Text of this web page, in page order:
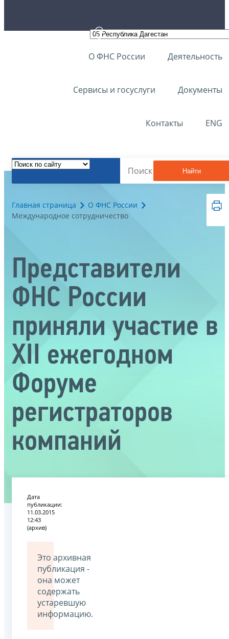
О ФНС России Деятельность
Сервисы и госуслуги Документы
Контакты ENG
Найти
Главная страница
О ФНС России
Международное сотрудничество
Представители
ФНС России
приняли участие в
XII ежегодном
Форуме
регистраторов
компаний
Дата
публикации:
11.03.2015
12:43
(архив)
Это архивная
публикация -
она может
содержать
устаревшую
информацию.